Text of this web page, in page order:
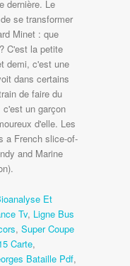
Et
Tv, Ligne Bus
, Super Coupe
Carte,
Bataille Pdf,